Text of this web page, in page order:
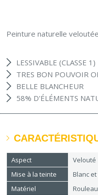
Peinture naturelle
LESSIVABLE (CLASSE 1)
TRES BON POUVOIR
BELLE BLANCHEUR
58% D'ÉLÉMENTS
Aspect
Velouté
Mise à la teinte
Blanc et
Matériel